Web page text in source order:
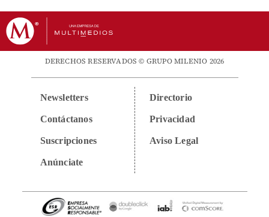
DERECHOS RESERVADOS © GRUPO MILENIO 2026
Newsletters
Contáctanos
Suscripciones
Anúnciate
Directorio
Privacidad
Aviso Legal